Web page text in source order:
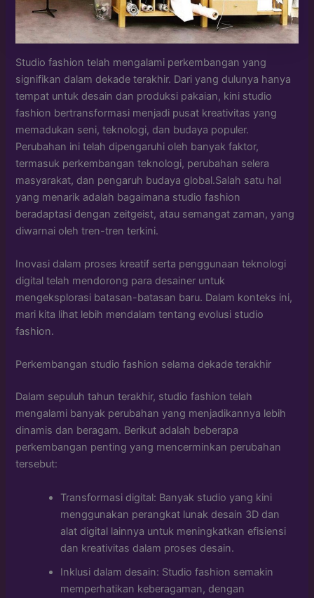
Studio fashion telah mengalami perkembangan yang
signifikan dalam dekade terakhir. Dari yang dulunya hanya
tempat untuk desain dan produksi pakaian, kini studio
fashion bertransformasi menjadi pusat kreativitas yang
memadukan seni, teknologi, dan budaya populer.
Perubahan ini telah dipengaruhi oleh banyak faktor,
termasuk perkembangan teknologi, perubahan selera
masyarakat, dan pengaruh budaya global.Salah satu hal
yang menarik adalah bagaimana studio fashion
beradaptasi dengan zeitgeist, atau semangat zaman, yang
diwarnai oleh tren-tren terkini.
Inovasi dalam proses kreatif serta penggunaan teknologi
digital telah mendorong para desainer untuk
mengeksplorasi batasan-batasan baru. Dalam konteks ini,
mari kita lihat lebih mendalam tentang evolusi studio
fashion.
Perkembangan studio fashion selama dekade terakhir
Dalam sepuluh tahun terakhir, studio fashion telah
mengalami banyak perubahan yang menjadikannya lebih
dinamis dan beragam. Berikut adalah beberapa
perkembangan penting yang mencerminkan perubahan
tersebut:
Transformasi digital: Banyak studio yang kini
menggunakan perangkat lunak desain 3D dan
alat digital lainnya untuk meningkatkan efisiensi
dan kreativitas dalam proses desain.
Inklusi dalam desain: Studio fashion semakin
memperhatikan keberagaman, dengan